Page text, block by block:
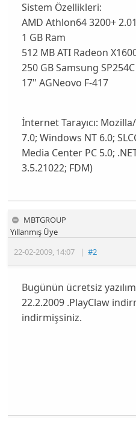
Sistem Özellikleri:
AMD Athlon64 3200+
1 GB Ram
512 MB ATI Radeon
250 GB Samsung SP254C
17" AGNeovo F-417
İnternet Tarayıcı:
7.0; Windows NT 6.0;
Media Center PC 5.0;
3.5.21022; FDM)
MBTGROUP
22-02-2009, 14:07 |#2
Yıllanmış Üye
Bugünün ücretsiz
22.2.2009 .PlayClaw
indirmişsiniz.